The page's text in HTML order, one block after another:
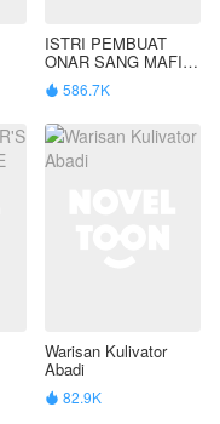
ISTRI PEMBUAT
ONAR SANG MAFIA
KEJAM
 586.7K
Warisan Kulivator
Abadi
 82.9K